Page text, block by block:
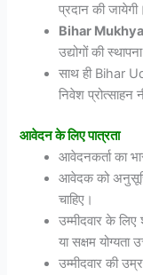
प्रदान की जायेगी।
Bihar
उद्योगों की
साथ ही Bihar
निवेश प्रोत्साहन
आवेदन के लिए पात्रता
आवेदनकर्ता का
आवेदक को
चाहिए।
उम्मीदवार के
या सक्षम योग्यता
उम्मीदवार की